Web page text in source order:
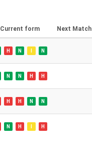
Current form Next Match
Η Ν Ν
Ν Ν Η Η
Η Η Ν Ν
Ν Η Η